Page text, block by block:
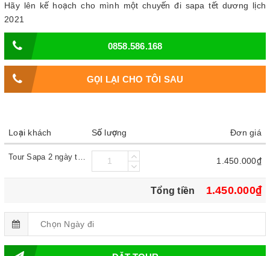
Hãy lên kế hoạch cho mình một chuyến đi sapa tết dương lịch
2021
0858.586.168
GỌI LẠI CHO TÔI SAU
Loại khách Số lượng Đơn giá
Tour Sapa 2 ngày tết 2020 1.450.000₫
Tổng tiền 1.450.000₫